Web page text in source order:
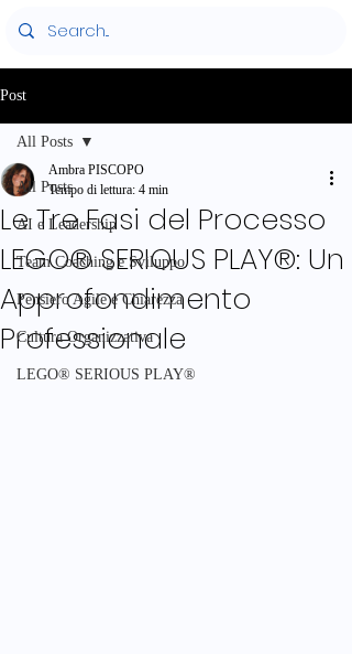
Post
All Posts
AI e Leadership
Team Coaching e Sviluppo
Pensiero Agile e Chiarezza
Cultura Organizzativa
LEGO® SERIOUS PLAY®
All Posts
Le Tre Fasi del Processo
LEGO® SERIOUS PLAY®: Un
Approfondimento
Professionale
Ambra PISCOPO
Tempo di lettura: 4 min